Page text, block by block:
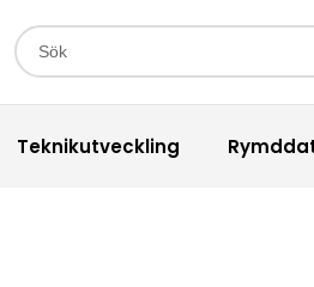
Sökfält
Teknikutveckling